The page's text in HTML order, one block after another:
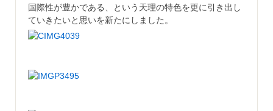
国際性が豊かである、という天理の特色を更に引き出し
ていきたいと思いを新たにしました。